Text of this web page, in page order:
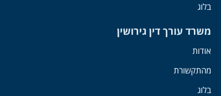
בלוג
משרד עורך דין גירושין
אודות
מהתקשורת
בלוג